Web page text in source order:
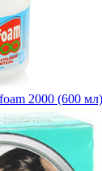
2000 (600 мл)